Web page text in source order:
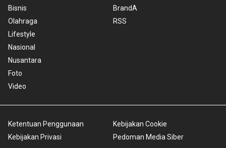
Bisnis
Olahraga
Lifestyle
Nasional
Nusantara
Foto
Video
BrandA
RSS
Ketentuan Penggunaan
Kebijakan Privasi
Kebijakan Cookie
Pedoman Media Siber